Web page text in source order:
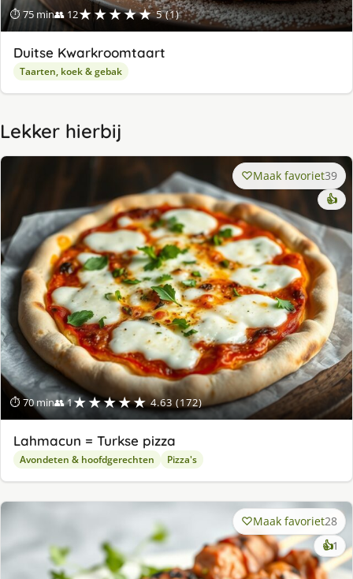
⏱ 75 min👥 12★★★★★ 5 (1)
Duitse Kwarkroomtaart
Taarten, koek & gebak
Lekker hierbij
⏱ 70 min👥 1★★★★★ 4.63 (172)
Maak favoriet39
👍
Lahmacun = Turkse pizza
Avondeten & hoofdgerechten Pizza's
Maak favoriet28
👍1